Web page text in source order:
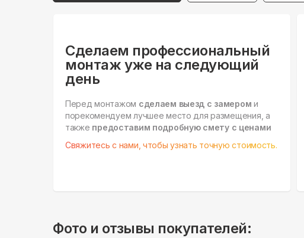
Сделаем профессиональный
монтаж уже на следующий
день
Перед монтажом сделаем выезд с замером и
порекомендуем лучшее место для размещения, а
также предоставим подробную смету с ценами
Свяжитесь с нами, чтобы узнать точную стоимость.
Фото и отзывы покупателей: